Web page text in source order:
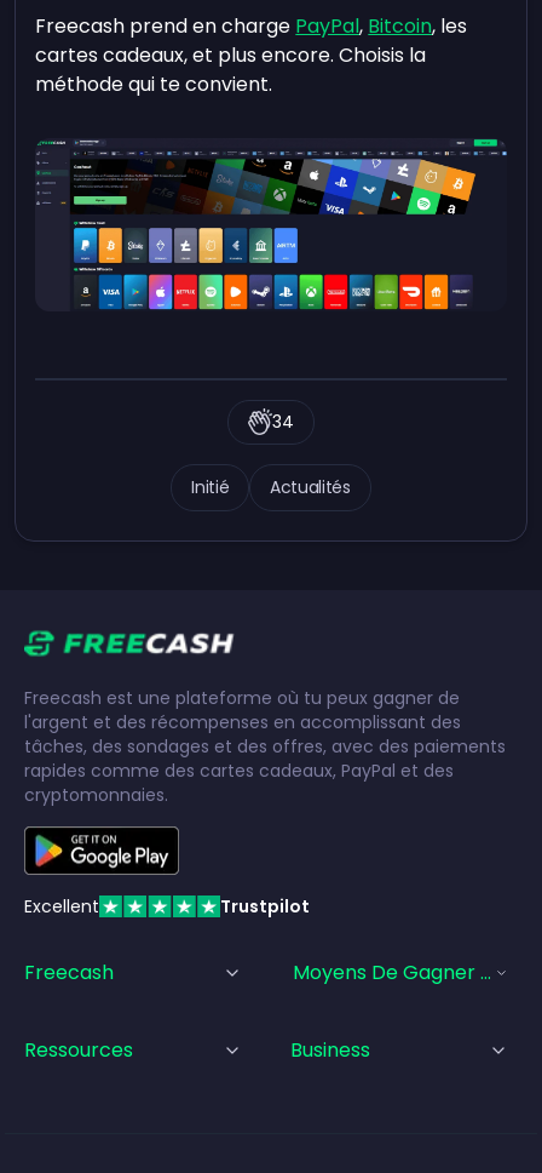
Freecash prend en charge PayPal, Bitcoin, les
cartes cadeaux, et plus encore. Choisis la
méthode qui te convient.
Initié Actualités
34
Freecash est une plateforme où tu peux gagner de
l'argent et des récompenses en accomplissant des
tâches, des sondages et des offres, avec des paiements
rapides comme des cartes cadeaux, PayPal et des
cryptomonnaies.
Excellent Trustpilot
Freecash Moyens De Gagner De
Ressources Business